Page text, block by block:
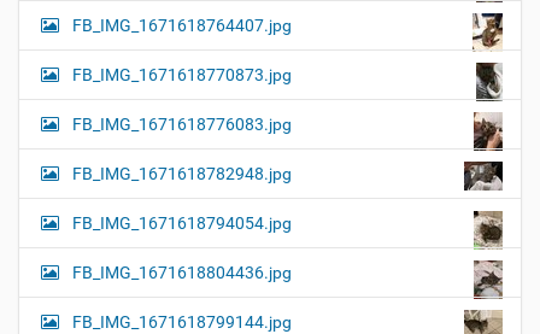
FB_IMG_1671618764407.jpg
FB_IMG_1671618770873.jpg
FB_IMG_1671618776083.jpg
FB_IMG_1671618782948.jpg
FB_IMG_1671618794054.jpg
FB_IMG_1671618804436.jpg
FB_IMG_1671618799144.jpg